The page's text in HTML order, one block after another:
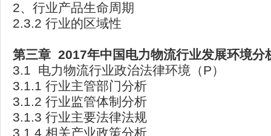
2、行业产品生命周期
2.3.2 行业的区域性
第三章 2017年中国电力物流行业发展环境分
3.1 电力物流行业政治法律环境（P）
3.1.1 行业主管部门分析
3.1.2 行业监管体制分析
3.1.3 行业主要法律法规
3.1.4 相关产业政策分析